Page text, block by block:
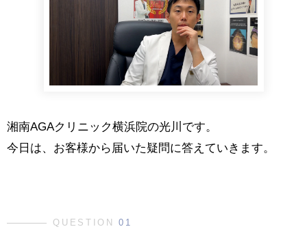
湘南AGAクリニック横浜院の光川です。
今日は、お客様から届いた疑問に答えていきます。
QUESTION01